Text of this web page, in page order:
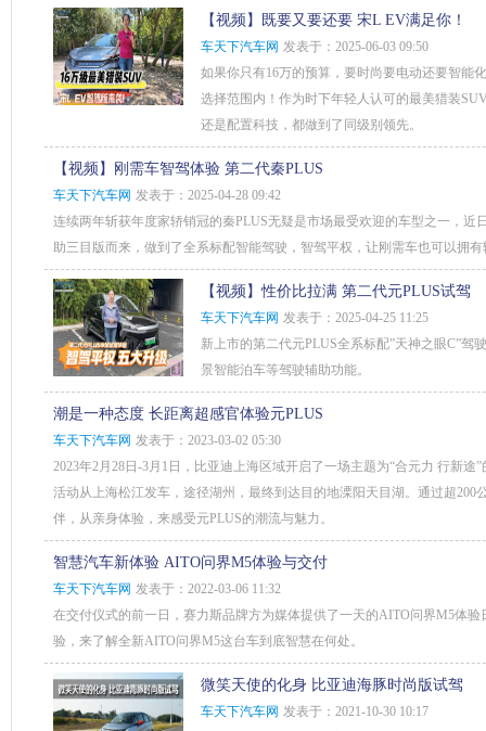
【视频】既要又要还要 宋L EV满足你！
车天下汽车网 发表于：2025-06-03 09:50
如果你只有16万的预算，要时尚要电动还要智能
选择范围内！作为时下年轻人认可的最美猎装
还是配置科技，都做到了同级别领先。
【视频】刚需车智驾体验 第二代秦PLUS
车天下汽车网 发表于：2025-04-28 09:42
连续两年斩获年度家轿销冠的秦PLUS无疑是市场最受欢迎的车型之一，近
助三目版而来，做到了全系标配智能驾驶，智驾平权，让刚需车也可以拥
【视频】性价比拉满 第二代元PLUS试驾
车天下汽车网 发表于：2025-04-25 11:25
新上市的第二代元PLUS全系标配”天神之眼C”驾
景智能泊车等驾驶辅助功能。
潮是一种态度 长距离超感官体验元PLUS
车天下汽车网 发表于：2023-03-02 05:30
2023年2月28日-3月1日，比亚迪上海区域开启了一场主题为“合元力 行新途
活动从上海松江发车，途径湖州，最终到达目的地溧阳天目湖。通过超200
伴，从亲身体验，来感受元PLUS的潮流与魅力。
智慧汽车新体验 AITO问界M5体验与交付
车天下汽车网 发表于：2022-03-06 11:32
在交付仪式的前一日，赛力斯品牌方为媒体提供了一天的AITO问界M5体
验，来了解全新AITO问界M5这台车到底智慧在何处。
微笑天使的化身 比亚迪海豚时尚版试驾
车天下汽车网 发表于：2021-10-30 10:17